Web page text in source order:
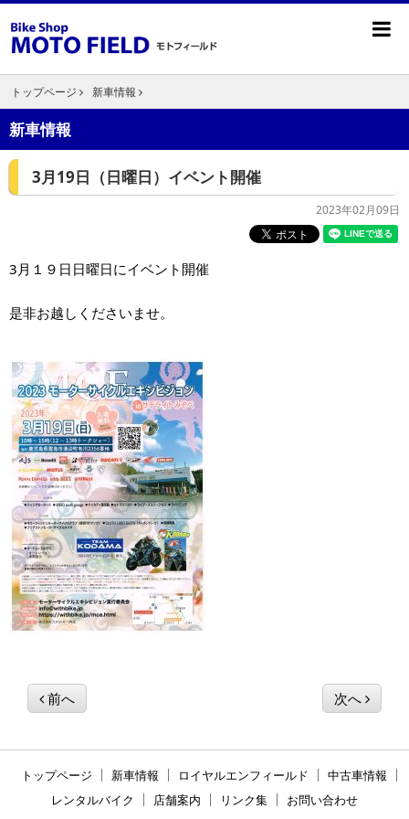
トップページ 新車情報
新車情報
3月19日（日曜日）イベント開催
2023年02月09日
3月１９日日曜日にイベント開催
是非お越しくださいませ。
前へ 次へ
トップページ 新車情報 ロイヤルエンフィールド
中古車情報
レンタルバイク
店舗案内 リンク集 お問い合わせ